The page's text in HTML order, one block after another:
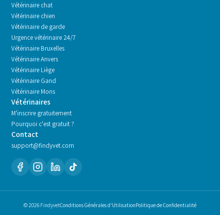
Vétérinaire chat
Vétérinaire chien
Vétérinaire de garde
Urgence vétérinaire 24/7
Vétérinaire Bruxelles
Vétérinaire Anvers
Vétérinaire Liège
Vétérinaire Gand
Vétérinaire Mons
Vétérinaires
M'inscrire gratuitement
Pourquoi c'est gratuit ?
Contact
support@findyvet.com
© 2026 FindyvetConditions Générales d'UtilisationPolitique de Confidentialité